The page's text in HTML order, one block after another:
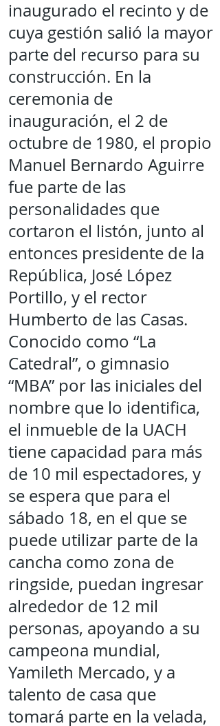
inaugurado el recinto y de
cuya gestión salió la mayor
parte del recurso para su
construcción. En la
ceremonia de
inauguración, el 2 de
octubre de 1980, el propio
Manuel Bernardo Aguirre
fue parte de las
personalidades que
cortaron el listón, junto al
entonces presidente de la
República, José López
Portillo, y el rector
Humberto de las Casas.
Conocido como “La
Catedral”, o gimnasio
“MBA” por las iniciales del
nombre que lo identifica,
el inmueble de la UACH
tiene capacidad para más
de 10 mil espectadores, y
se espera que para el
sábado 18, en el que se
puede utilizar parte de la
cancha como zona de
ringside, puedan ingresar
alrededor de 12 mil
personas, apoyando a su
campeona mundial,
Yamileth Mercado, y a
talento de casa que
tomará parte en la velada,